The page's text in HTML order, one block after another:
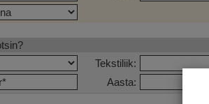
Tekstiliik:
Aasta: